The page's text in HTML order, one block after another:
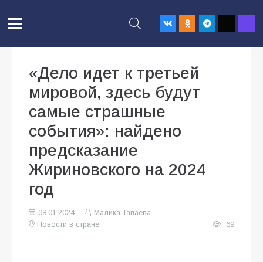
«Дело идет к третьей
мировой, здесь будут
самые страшные
события»: найдено
предсказание
Жириновского на 2024
год
08.01.2024
Малика Тапаева
Новости в стране
69